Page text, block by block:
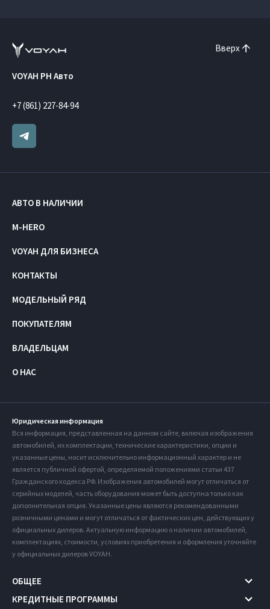
Вверх
VOYAH РН Авто
+7 (861) 227-84-94
АВТО В НАЛИЧИИ
M-HERO
VOYAH ДЛЯ БИЗНЕСА
КОНТАКТЫ
МОДЕЛЬНЫЙ РЯД
ПОКУПАТЕЛЯМ
ВЛАДЕЛЬЦАМ
О НАС
Юридическая информация
Вся информация, представленная на данном сайте, включая изображения
автомобилей, их комплектации, технические характеристики, опции и
указанные цены, носит исключительно информационный характер и не
является публичной офертой, определяемой положениями статьи 437
Гражданского кодекса РФ. Изображения автомобилей могут отличаться от
серийных моделей, часть оборудования может быть доступна только как
дополнительная опция. Указанные цены являются рекомендованными
розничными ценами и могут отличаться от фактических цен, действующих у
официальных дилеров. Актуальную информацию о наличии автомобилей,
комплектациях, стоимости, условиях приобретения и оформления уточняйте
у официальных дилеров VOYAH.
ОБЩЕЕ
КРЕДИТНЫЕ ПРОГРАММЫ